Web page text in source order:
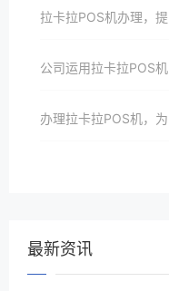
拉卡拉POS机办理，提升您的店铺竞争力
公司运用拉卡拉POS机进行大数据分析的应用案例
办理拉卡拉POS机，为你的支付增添新动力
最新资讯